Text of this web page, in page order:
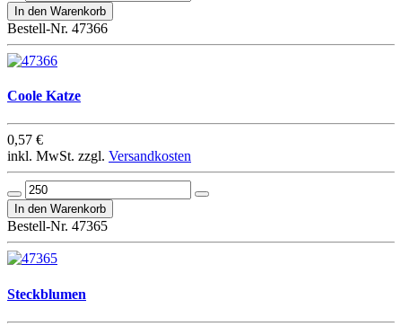
Bestell-Nr. 47366
Coole Katze
0,57 €
inkl. MwSt. zzgl. Versandkosten
Bestell-Nr. 47365
Steckblumen